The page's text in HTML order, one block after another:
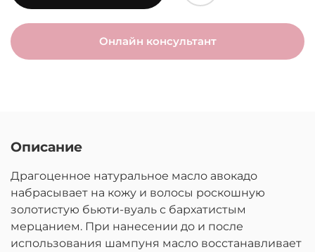
Онлайн консультант
Описание
Драгоценное натуральное масло авокадо
набрасывает на кожу и волосы роскошную
золотистую бьюти-вуаль с бархатистым
мерцанием. При нанесении до и после
использования шампуня масло восстанавливает